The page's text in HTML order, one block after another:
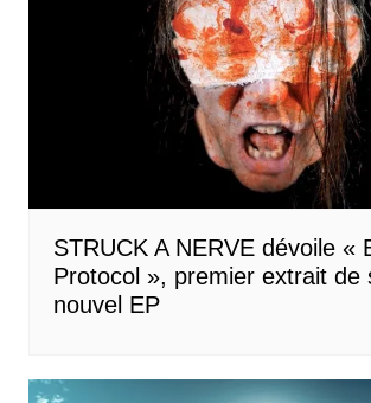
STRUCK A NERVE dévoile «
Protocol », premier extrait de
nouvel EP